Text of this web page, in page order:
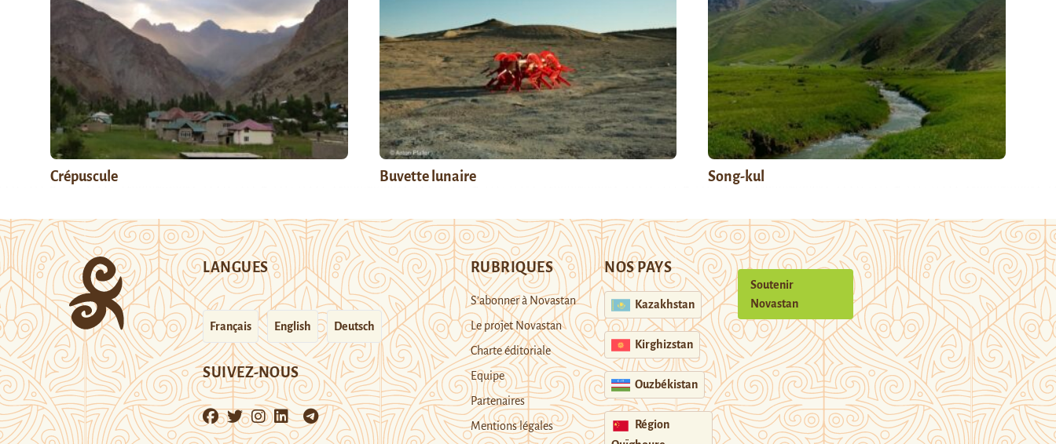
Crépuscule Buvette lunaire Song-kul
LANGUES
Français English Deutsch
SUIVEZ-NOUS
RUBRIQUES
S’abonner à Novastan
Le projet Novastan
Charte éditoriale
Equipe
Partenaires
Mentions légales
NOS PAYS
Kazakhstan
Kirghizstan
Ouzbékistan
Région
Soutenir
Novastan